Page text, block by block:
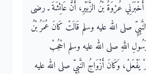
عُرْوَةُ بْنُ الزُّبَيْرِ، أَنَّ عَائِشَةَ ـ رضى
صلى الله عليه وسلم قَالَتْ كَانَ عُمَرُ بْنُ
اللَّهِ صلى الله عليه وسلم احْجُبْ
وَكَانَ أَزْوَاجُ النَّبِيِّ صلى الله عليه